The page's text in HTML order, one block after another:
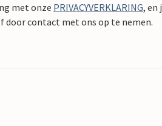
met onze PRIVACYVERKLARING, en
door contact met ons op te nemen.